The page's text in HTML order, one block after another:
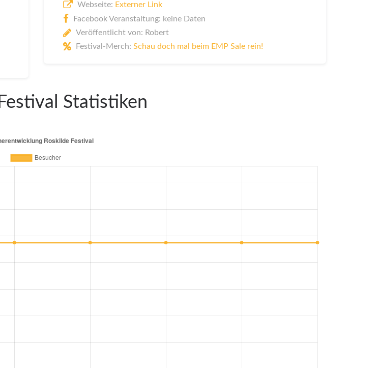
Webseite: Externer Link
Facebook Veranstaltung: keine Daten
Veröffentlicht von: Robert
Festival-Merch: Schau doch mal beim EMP Sale rein!
Statistiken